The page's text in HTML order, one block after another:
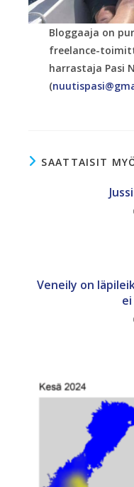
Bloggaaja on
freelance-
harrastaja Pasi
(
SAATTAISIT
Veneily on